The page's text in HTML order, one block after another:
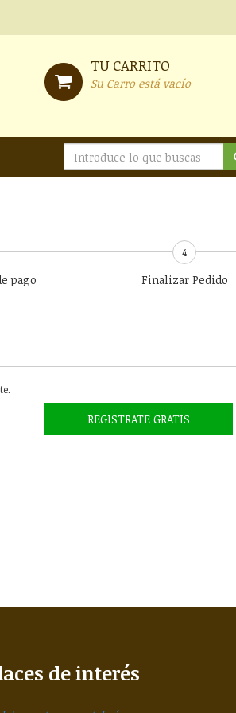
TU CARRITO
Su Carro está vacío
pago
4
Finalizar Pedido
REGISTRATE GRATIS
de interés